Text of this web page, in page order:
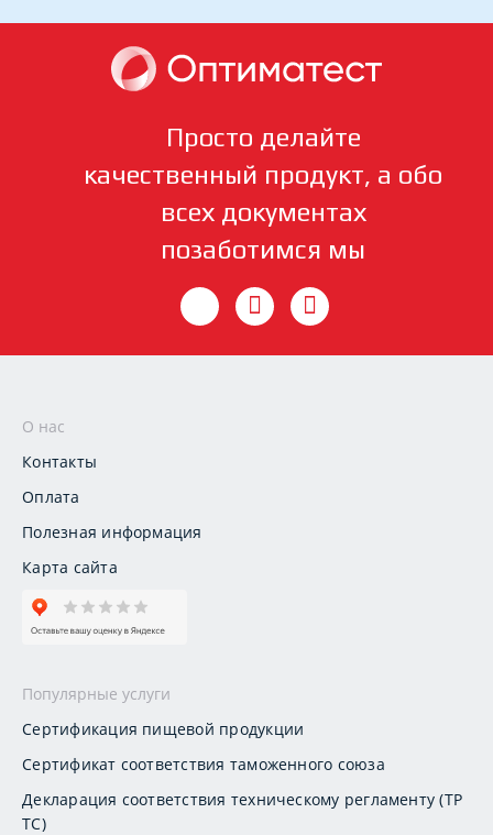
Просто делайте
качественный продукт, а обо
всех документах
позаботимся мы
О нас
Контакты
Оплата
Полезная информация
Карта сайта
Популярные услуги
Сертификация пищевой продукции
Сертификат соответствия таможенного союза
Декларация соответствия техническому регламенту (ТР
ТС)